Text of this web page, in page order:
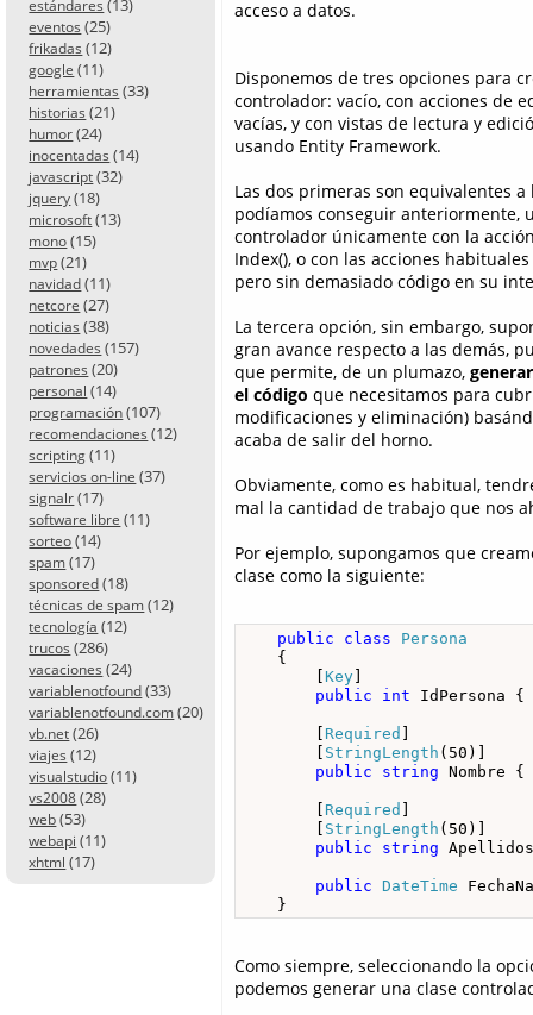
estándares (13)
eventos (25)
frikadas (12)
google (11)
herramientas (33)
historias (21)
humor (24)
inocentadas (14)
javascript (32)
jquery (18)
microsoft (13)
mono (15)
mvp (21)
navidad (11)
netcore (27)
noticias (38)
novedades (157)
patrones (20)
personal (14)
programación (107)
recomendaciones (12)
scripting (11)
servicios on-line (37)
signalr (17)
software libre (11)
sorteo (14)
spam (17)
sponsored (18)
técnicas de spam (12)
tecnología (12)
trucos (286)
vacaciones (24)
variablenotfound (33)
variablenotfound.com (20)
vb.net (26)
viajes (12)
visualstudio (11)
vs2008 (28)
web (53)
webapi (11)
xhtml (17)
acceso a datos.
Disponemos de tres opciones para
controlador: vacío, con acciones de
vacías, y con vistas de lectura y
usando Entity Framework.
Las dos primeras son equivalentes a
podíamos conseguir anteriormente,
controlador únicamente con la
Index(), o con las acciones habituales
pero sin demasiado código en su
La tercera opción, sin embargo,
gran avance respecto a las demás,
que permite, de un plumazo,
el código que necesitamos para
modificaciones y eliminación)
acaba de salir del horno.
Obviamente, como es habitual,
mal la cantidad de trabajo que nos
Por ejemplo, supongamos que
clase como la siguiente:
public class
Persona
{
[Key]
public
int IdPersona {
[ Required ]
[ StringLength (50)]
public
string Nombre {
[ Required ]
[ StringLength (50)]
public
string
public DateTime
}
Como siempre, seleccionando la
podemos generar una clase